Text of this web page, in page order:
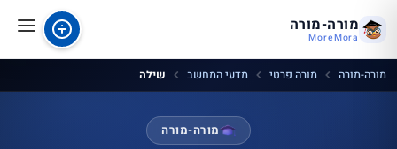
מורה-מורה
MoreMora
מורה-מורה מורה פרטי מדעי המחשב שילה
מורה-מורה